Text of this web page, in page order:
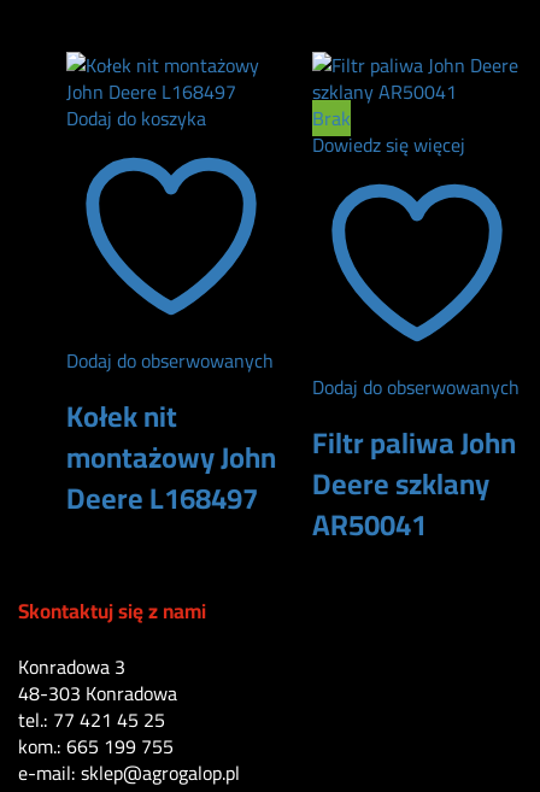
Dodaj do koszyka
Dodaj do obserwowanych
Kołek nit
montażowy John
Deere L168497
Brak
Dowiedz się więcej
Dodaj do obserwowanych
Filtr paliwa John
Deere szklany
AR50041
Skontaktuj się z nami
Konradowa 3
48-303 Konradowa
tel.: 77 421 45 25
kom.: 665 199 755
e-mail: sklep@agrogalop.pl